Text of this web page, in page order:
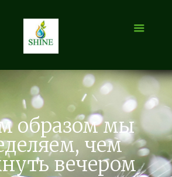
образом мы
чем
вечером